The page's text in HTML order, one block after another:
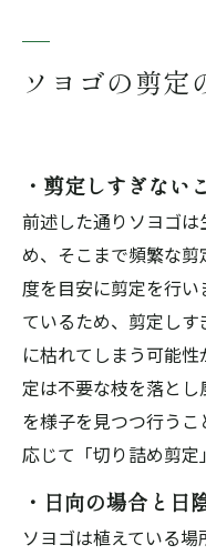
ソヨゴの剪定
・剪定しすぎない
前述した通りソヨゴ
め、そこまで頻繁な
度を目安に剪定を行
ているため、剪定し
に枯れてしまう可能
定は不要な枝を落とし
を様子を見つつ行う
応じて「切り詰め剪定
・日向の場合と日
ソヨゴは植えている